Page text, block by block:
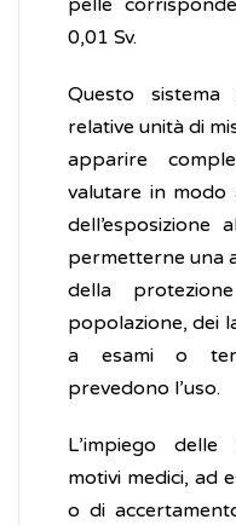
pelle
0,01 Sv.
Questo
relative unità di
apparire
valutare in modo
dell’esposizione
permetterne una
della
popolazione, dei
a esami o
prevedono l’uso.
L’impiego
motivi medici, ad
o di